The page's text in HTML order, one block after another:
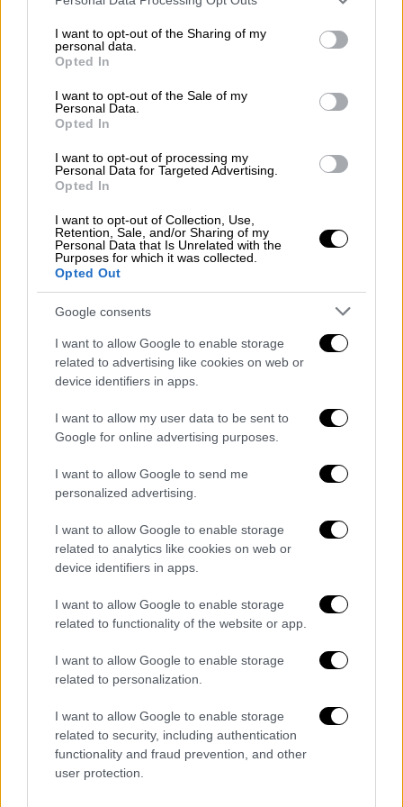
not limited to your visit or usage behaviour. You may click to
grant or deny consent to Google and its third-party tags to
use your data for below specified purposes in below Google
consent section.
I want to opt-out of the Sharing of my
personal data.
Opted In
I want to opt-out of the Sale of my
Personal Data.
Opted In
I want to opt-out of processing my
Personal Data for Targeted Advertising.
Opted In
I want to opt-out of Collection, Use,
Retention, Sale, and/or Sharing of my
Personal Data that Is Unrelated with the
Purposes for which it was collected.
Opted Out
Google consents
I want to allow Google to enable storage
related to advertising like cookies on web or
device identifiers in apps.
I want to allow my user data to be sent to
Google for online advertising purposes.
I want to allow Google to send me
personalized advertising.
I want to allow Google to enable storage
related to analytics like cookies on web or
device identifiers in apps.
I want to allow Google to enable storage
related to functionality of the website or app.
I want to allow Google to enable storage
related to personalization.
I want to allow Google to enable storage
related to security, including authentication
functionality and fraud prevention, and other
user protection.
California, Berkeley έδειξε ότι οι
προειδοποιήσεις στα
υγείας μειώθηκαν δραστικά, από 26,3% το
2022 σε μόλις 0,97% το 2025.
δηλαδή στην παραγωγή ανακριβών
πληροφοριών. Χαρακτηριστική είναι
περίπτωση 60χρονου στιςΗΠΑ
μετά από συμβουλή τουChatGPT
αντικατέστησε το αλάτι με βρωμιούχο
νάτριο, καταλήγοντας σε ψυχιατρική
περίθαλψη λόγω παρενεργειών.
Παράλληλα, εγείρονται σοβαρά ζητήματα
προστασίας προσωπικών δεδομένων. Οι
χρήστες συχνά δεν γνωρίζουν πώς
αποθηκεύονται ή χρησιμοποιούνται οι
πληροφορίες υγείας που μοιράζονται.
OpenAIπαρουσιάζει το chatbot ως
«σύμμαχο» που βοηθά τους ασθενείς να
κατανοούν το σύστημα υγείας, ιδιαίτερα
στις ΗΠΑ. Μάλιστα, παρουσίασε τη
λειτουργίαChatGPTHealth,
επιτρέπει σύνδεση με ιατρικά δεδομένα από
εφαρμογές όπως το Apple Health και το
διαθέσιμη στην Ευρώπη λόγω αυστηρότερων
κανόνων απορρήτου.
Μελέτη στοNature Medicineέδειξε ότι το
σύστημα αποδίδει καλά σε «ξεκάθαρες»
περιπτώσεις, αλλά αποτυγχάνει σε πιο